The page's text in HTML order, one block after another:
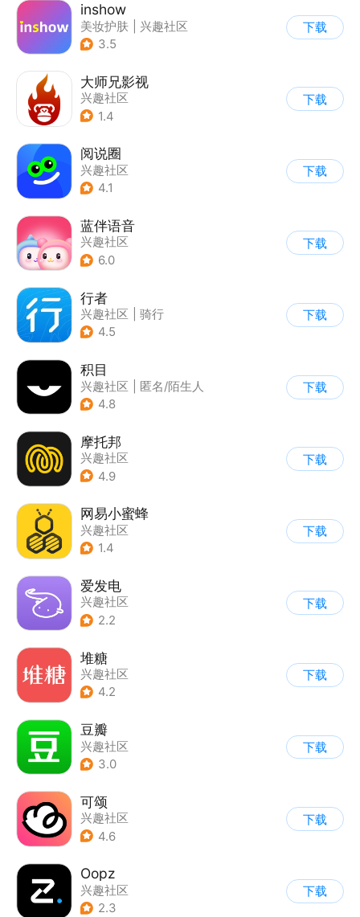
inshow
美妆护肤
兴趣社区
3.5
下载
大师兄影视
兴趣社区
1.4
下载
阅说圈
兴趣社区
4.1
下载
蓝伴语音
兴趣社区
6.0
下载
行者
兴趣社区
骑行
4.5
下载
积目
兴趣社区
匿名/陌生人
4.8
下载
摩托邦
兴趣社区
4.9
下载
网易小蜜蜂
兴趣社区
1.4
下载
爱发电
兴趣社区
2.2
下载
堆糖
兴趣社区
4.2
下载
豆瓣
兴趣社区
3.0
下载
可颂
兴趣社区
4.6
下载
Oopz
兴趣社区
2.3
下载